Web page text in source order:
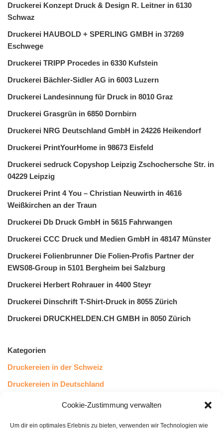
Cookie-Zustimmung verwalten
Um dir ein optimales Erlebnis zu bieten, verwenden wir Technologien wie
Druckerei Konzept Druck & Design R. Leitner in 6130
Schwaz
Druckerei HAUBOLD + SPERLING GMBH in 37269
Eschwege
Druckerei TRIPP Procedes in 6330 Kufstein
Druckerei Bächler-Sidler AG in 6003 Luzern
Druckerei Landesinnung für Druck in 8010 Graz
Druckerei Grasgrün in 6850 Dornbirn
Druckerei NRG Deutschland GmbH in 24226 Heikendorf
Druckerei PrintYourHome in 98673 Eisfeld
Druckerei sedruck Copyshop Leipzig Zschochersche Str. in
04229 Leipzig
Druckerei Print 4 You – Christian Neuwirth in 4616
Weißkirchen an der Traun
Druckerei Db Druck GmbH in 5615 Fahrwangen
Druckerei CCC Druck und Medien GmbH in 48147 Münster
Druckerei Folienbrunner Die Folien-Profis Partner der
EWS08-Group in 5101 Bergheim bei Salzburg
Druckerei Herbert Rohrauer in 4400 Steyr
Druckerei Dinschrift T-Shirt-Druck in 8055 Zürich
Druckerei DRUCKHELDEN.CH GMBH in 8050 Zürich
Kategorien
Druckereien in der Schweiz
Druckereien in Deutschland
Druckereien in Österreich